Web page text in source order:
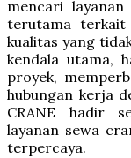
mencari
terutama terkait
kualitas yang
kendala utama,
proyek,
hubungan kerja
CRANE hadir
layanan sewa
terpercaya.